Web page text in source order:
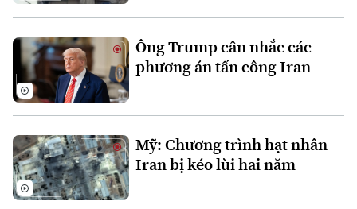
Xu hướng
Ông Trump cân nhắc các
phương án tấn công Iran
Mỹ: Chương trình hạt nhân
Iran bị kéo lùi hai năm